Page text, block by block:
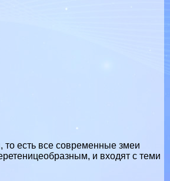
то есть все современныезмеи
и входят с теми